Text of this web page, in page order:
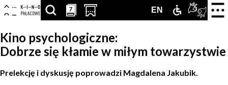
Nawigacja
SZUKAJ
ARTYKUŁÓW,
PODSTRON,
WYDARZEŃ,
PRZESCROLLUJ
SEKCJI
KALENDARZA
7 OTWÓRZ
Z
KUPNEM
7 ENGLISH
EN ZAMEK
ONLINE
Centrum
Kultury
Zamek
-
strona
główna
Kino psychologiczne:
Dobrze się kłamie w miłym towarzystwie
Prelekcję i dyskusję poprowadzi Magdalena Jakubik.